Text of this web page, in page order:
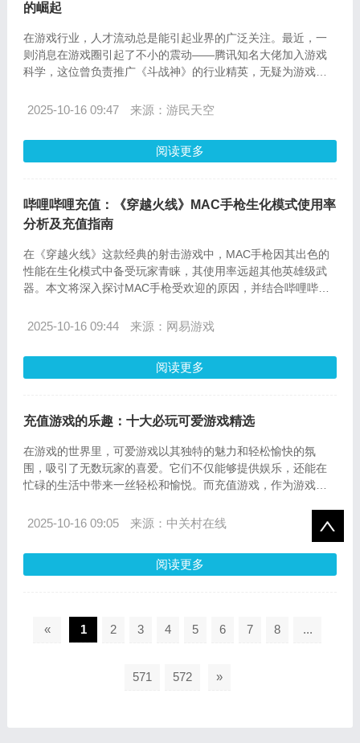
的崛起
在游戏行业，人才流动总是能引起业界的广泛关注。最近，一
则消息在游戏圈引起了不小的震动——腾讯知名大佬加入游戏
科学，这位曾负责推广《斗战神》的行业精英，无疑为游戏科
要话题是游戏充值的便捷性。hellochongzhibilibili电池海外充值
首选。
2025-10-16 09:47 来源：游民天空
阅读更多
哔哩哔哩充值：《穿越火线》MAC手枪生化模式使用率
分析及充值指南
在《穿越火线》这款经典的射击游戏中，MAC手枪因其出色的
性能在生化模式中备受玩家青睐，其使用率远超其他英雄级武
器。本文将深入探讨MAC手枪受欢迎的原因，并结合哔哩哔哩
2025-10-16 09:44 来源：网易游戏
阅读更多
充值游戏的乐趣：十大必玩可爱游戏精选
在游戏的世界里，可爱游戏以其独特的魅力和轻松愉快的氛
围，吸引了无数玩家的喜爱。它们不仅能够提供娱乐，还能在
忙碌的生活中带来一丝轻松和愉悦。而充值游戏，作为游戏经
以下是十大必玩可爱游戏精选，以及在hellochongzhi.com的充
2025-10-16 09:05 来源：中关村在线
阅读更多
« 1 2 3 4 5 6 7 8 ...
571 572 »